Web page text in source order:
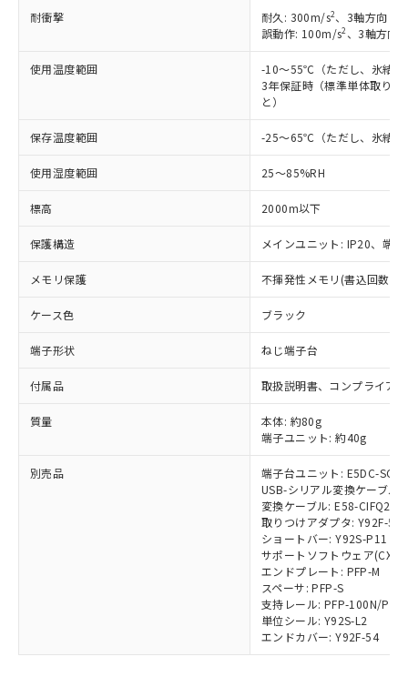
耐衝撃 耐久: 300m/s2、3軸方向 各
誤動作: 100m/s2 、3軸方向
使用温度範囲
-10～55℃（ただし、氷結、
3年保証時（標準単体取り
と）
保存温度範囲 -25～65℃（ただし、氷結、
使用湿度範囲 25～85%RH
標高 2000m以下
保護構造 メインユニット: IP20、端
メモリ保護 不揮発性メモリ(書込回数:
ケース色 ブラック
端子形状 ねじ端子台
付属品 取扱説明書、コンプライア
質量
本体: 約80g
端子ユニット: 約40g
別売品
端子台ユニット: E5DC-
USB-シリアル変換ケーブル:
変換ケーブル: E58-CIFQ2-E
取りつけアダプタ: Y92F-53
ショートバー: Y92S-P11
サポートソフトウェア(CX-
エンドプレート: PFP-M
スペーサ: PFP-S
支持レール: PFP-100N/
単位シール: Y92S-L2
エンドカバー: Y92F-54
商品の当社在庫状況および標準価格
(税抜)を提供させていただくもので
当社制御機器事業取扱商品の中には、
本サービスの対象外となる商品もある
ことをご了承ください。
在庫状況および標準価格照会結果は、
記載している更新日時点での社内デー
タに基づき作成されるものであり、閲
覧された時点での実際の在庫および標
準価格とは異なる場合があることをご
正式な納期状況および標準価格はお客
様のお取引先、またはお客様担当のオ
ムロン制御機器販売店・当社販売員に
」をご確認
在庫状況および標準価格結果を当社の
事前の承諾なく第三者に漏洩または開
示しないようお願いします。
マイパーツ機能（部品リスト作成サー
ビス）をご利用いただくには、I-Web
メンバーズにご登録されている必要が
お客様が当ウェブサイト上で当社にご
登録された部品リストについて、当社
および当社の共同利用者が、当社の製
品・サービスに関するお客様との取
引・商談に必要な範囲で利用すること
※当社の共同利用者とは、"個人情報
の共同利用に関して"
の「1.共同利
非含有の対応状況を調査中または確認中の
非該当品：ライセンス料など無形物で、有
害物質有無と関係のない商品です。
仕入先様の事情により、非含有部品として
いたものが、含有品と判明した場合などや
*EU RoHS指令（10物質）：
鉛(Pb) 1000ppm以下、 水銀(Hg) 1000ppm以下、 カド
六価クロム(Cr(Ⅵ)) 1000ppm以下、ポリ臭化ビフェニル
ル) (DEHP)(別名：DOP) 1000ppm以下、フタル酸ブチ
ルベンジル（BBP） 1000ppm以下、フタル酸ジブチル
（DBP） 1000ppm以下、フタル酸ジイソブチル
(DIBP) 1000ppm以下
但し、RoHS指令で産業用監視および制御機器に対する
適用除外項目は除く。
フタル酸エステル類の４物質については閾値を超える意
図的な使用がないことを確認しています。
部品在庫の切り替え状況などにより、予定
月が前後することがあります。
※3 非含有証明書ダウンロード
下記の非含有証明書をダウンロードするこ
EU RoHS指令（10物質）の非含有証明書
51物質の非含有証明書（当社基準）
「○」：最大均質材料含有率が中国RoHSの
基準値以下であることを示します。
「×」：最大均質材料含有率が中国RoHSの
基準値を超えていることを示します。
「－」：未確認です。当社販売部門へお問
い合わせください。
*中国RoHS10物質の基準値 (GB/T26572)：
Pb(鉛) :1000ppm、 Hg(水銀) : 1000ppm、 Cd(カドミウ
Cr(Ⅵ)(六価クロム) : 1000ppm、 PBBs(ポリ臭化ビフェ
ニル類) : 1000ppm、 PBDEs(ポリ臭化ジフェニルエーテ
ル類) : 1000ppm、
DBP(フタル酸ジブチル) : 1000ppm、 DIBP(フタル酸ジ
イソブチル) : 1000ppm、 BBP(フタル酸ブチルベンジ
※2 環境保護使用期限
「ｅ」：有害物質（10物質）のすべてが基
準値以下であることを示します。
「10」：通常の使用状況下において有害物
質が外部に漏えいし、環境に深刻な影響を
「－」：未確認です。当社販売部門へお問
当社は、これら貴社製品のうち、外国
為替および外国貿易法に定める商品
または国外への提供する場合は、日本
国政府の輸出許可(または役務取引許
可)を取得するなどの必要な手続きを
当社は規制貨物を破棄する場合は、完
全に破砕するなど、違法に輸出されな
いよう必要な手段を講じます。
当社は貴社製品を、核兵器、ミサイ
ル、化学兵器、生物兵器またはその他
武器並びにこれらの製造装置等に一切
当社は、貴社製品を第三者に販売する
該第三者に通知します。また当社は、
販売先および販売に係わる関係者が違
法に輸出するおそれがある場合は、取
キャンセル
記
一定数以上の在庫あり
一定数には満たないが在庫あり
在庫なし(最新の在庫状況につ
いては、お客様のお取引先、ま
機器販売店・当社販売員にご確
受注生産機種、また在庫状況の
情報を公開していない機種